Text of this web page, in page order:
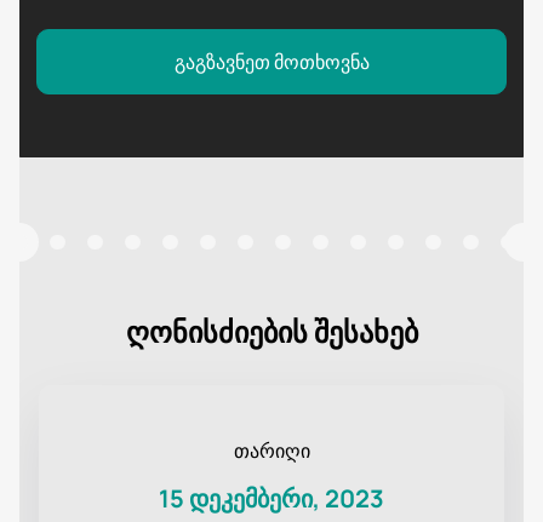
გაგზავნეთ მოთხოვნა
ღონისძიების შესახებ
თარიღი
15 დეკემბერი, 2023